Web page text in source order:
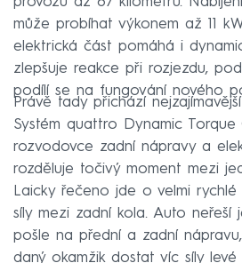
může probíhat výkonem až 11
elektrická část pomáhá i
zlepšuje reakce při rozjezdu,
podílí se na fungování nového
Právě tady přichází
Systém quattro Dynamic
rozvodovce zadní nápravy a
rozděluje točivý moment mezi
Laicky řečeno jde o velmi
síly mezi zadní kola. Auto neřeší
pošle na přední a zadní
daný okamžik dostat víc síly